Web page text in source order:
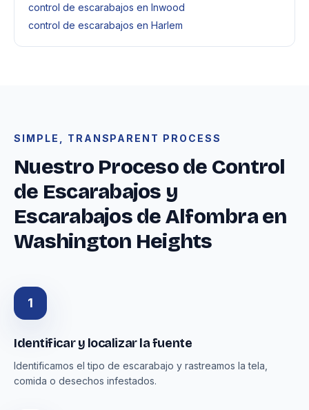
control de escarabajos en Inwood
control de escarabajos en Harlem
SIMPLE, TRANSPARENT PROCESS
Nuestro Proceso de Control
de Escarabajos y
Escarabajos de Alfombra en
Washington Heights
1
Identificar y localizar la fuente
Identificamos el tipo de escarabajo y rastreamos la tela,
comida o desechos infestados.